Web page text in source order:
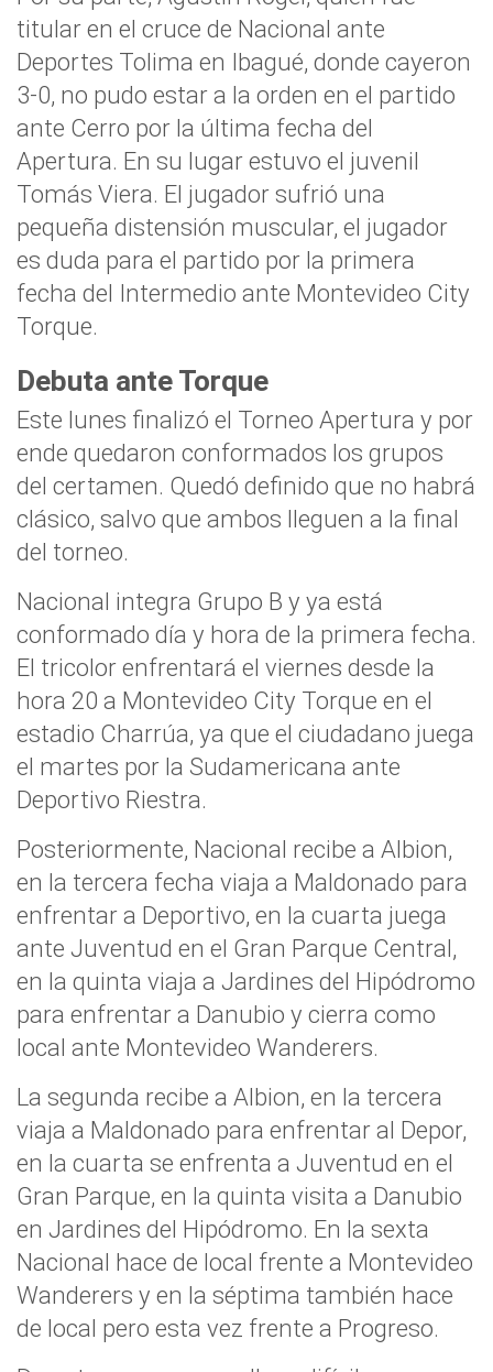
titular en el cruce de Nacional ante
Deportes Tolima en Ibagué, donde cayeron
3-0, no pudo estar a la orden en el partido
ante Cerro por la última fecha del
Apertura. En su lugar estuvo el juvenil
Tomás Viera. El jugador sufrió una
pequeña distensión muscular, el jugador
es duda para el partido por la primera
fecha del Intermedio ante Montevideo City
Torque.
Debuta ante Torque
Este lunes finalizó el Torneo Apertura y por
ende quedaron conformados los grupos
del certamen. Quedó definido que no habrá
clásico, salvo que ambos lleguen a la final
del torneo.
Nacional integra Grupo B y ya está
conformado día y hora de la primera fecha.
El tricolor enfrentará el viernes desde la
hora 20 a Montevideo City Torque en el
estadio Charrúa, ya que el ciudadano juega
el martes por la Sudamericana ante
Deportivo Riestra.
Posteriormente, Nacional recibe a Albion,
en la tercera fecha viaja a Maldonado para
enfrentar a Deportivo, en la cuarta juega
ante Juventud en el Gran Parque Central,
en la quinta viaja a Jardines del Hipódromo
para enfrentar a Danubio y cierra como
local ante Montevideo Wanderers.
La segunda recibe a Albion, en la tercera
viaja a Maldonado para enfrentar al Depor,
en la cuarta se enfrenta a Juventud en el
Gran Parque, en la quinta visita a Danubio
en Jardines del Hipódromo. En la sexta
Nacional hace de local frente a Montevideo
Wanderers y en la séptima también hace
de local pero esta vez frente a Progreso.